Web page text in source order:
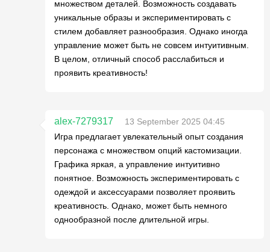
множеством деталей. Возможность создавать
уникальные образы и экспериментировать с
стилем добавляет разнообразия. Однако иногда
управление может быть не совсем интуитивным.
В целом, отличный способ расслабиться и
проявить креативность!
alex-7279317
13 September 2025 04:45
Игра предлагает увлекательный опыт создания
персонажа с множеством опций кастомизации.
Графика яркая, а управление интуитивно
понятное. Возможность экспериментировать с
одеждой и аксессуарами позволяет проявить
креативность. Однако, может быть немного
однообразной после длительной игры.